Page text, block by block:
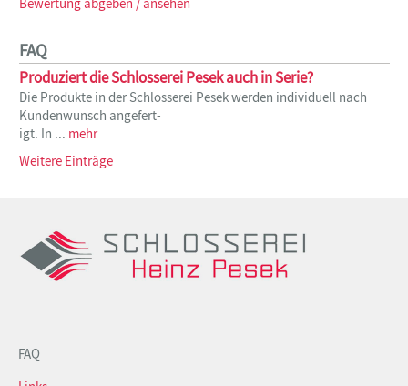
FAQ
Produziert die Schlosserei Pesek auch in Serie?
Die Produkte in der Schlosserei Pesek werden individuell nach
Kundenwunsch angefert-
igt. In ... mehr
Weitere Einträge
FAQ